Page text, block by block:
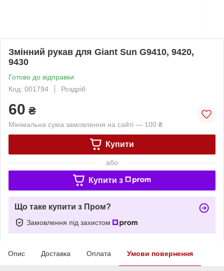
Змінний рукав для Giant Sun G9410, 9420,
9430
Готово до відправки
Код: 001794
Роздріб
60 ₴
Мінімальна сума замовлення на сайті — 100 ₴
Купити
або
Купити з
Що таке купити з Пром?
Замовлення під захистом
Опис Доставка Оплата Умови повернення